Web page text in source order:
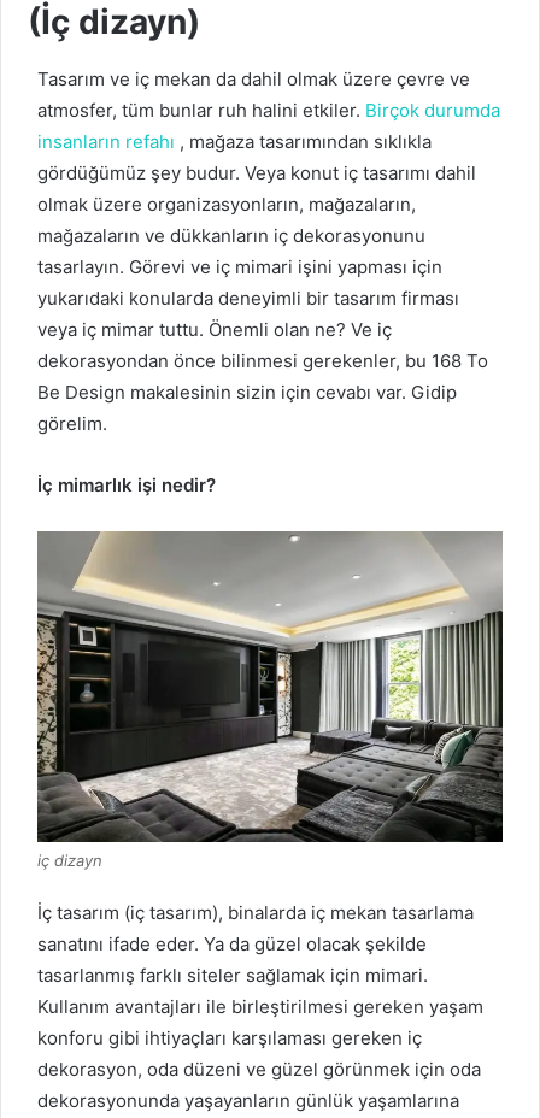
(İç dizayn)
Tasarım ve iç mekan da dahil olmak üzere çevre ve
atmosfer, tüm bunlar ruh halini etkiler. Birçok durumda
insanların refahı , mağaza tasarımından sıklıkla
gördüğümüz şey budur. Veya konut iç tasarımı dahil
olmak üzere organizasyonların, mağazaların,
mağazaların ve dükkanların iç dekorasyonunu
tasarlayın. Görevi ve iç mimari işini yapması için
yukarıdaki konularda deneyimli bir tasarım firması
veya iç mimar tuttu. Önemli olan ne? Ve iç
dekorasyondan önce bilinmesi gerekenler, bu 168 To
Be Design makalesinin sizin için cevabı var. Gidip
görelim.
İç mimarlık işi nedir?
iç dizayn
İç tasarım (iç tasarım), binalarda iç mekan tasarlama
sanatını ifade eder. Ya da güzel olacak şekilde
tasarlanmış farklı siteler sağlamak için mimari.
Kullanım avantajları ile birleştirilmesi gereken yaşam
konforu gibi ihtiyaçları karşılaması gereken iç
dekorasyon, oda düzeni ve güzel görünmek için oda
dekorasyonunda yaşayanların günlük yaşamlarına